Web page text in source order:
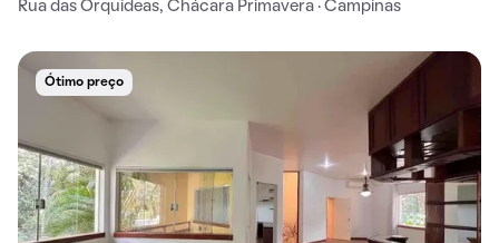
Rua das Orquídeas, Chácara Primavera · Campinas
Ótimo preço